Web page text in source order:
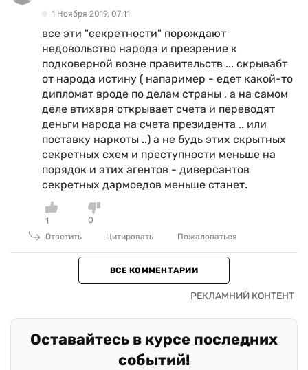
1 Ноября 2019, 07:11
все эти "секретности" порождают
недовольство народа и презрение к
подковерной возне правительств ... скрывабт
от народа истину ( напаример - едет какой-то
дипломат вроде по делам страны , а на самом
деле втихаря открывает счета и переводят
деньги народа на счета президента .. или
поставку наркоты ..) а не будь этих скрытных
секретных схем и преступности меньше на
порядок и этих агентов - диверсантов
секретных дармоедов меньше станет.
1
0
Ответить
Цитировать Пожаловаться
ВСЕ КОММЕНТАРИИ
Оставайтесь в курсе последних
событий!